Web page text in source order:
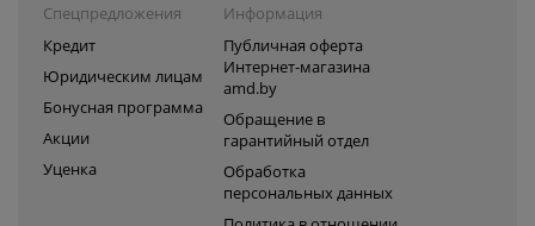
Спецпредложения
Кредит
Юридическим лицам
Бонусная программа
Акции
Уценка
Информация
Публичная оферта
Интернет-магазина
amd.by
Обращение в
гарантийный отдел
Обработка
персональных данных